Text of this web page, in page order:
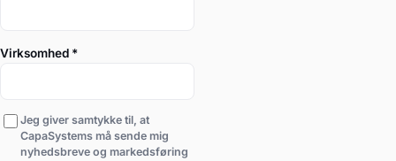
Virksomhed *
Jeg giver samtykke til, at
CapaSystems må sende mig
nyhedsbreve og markedsføring